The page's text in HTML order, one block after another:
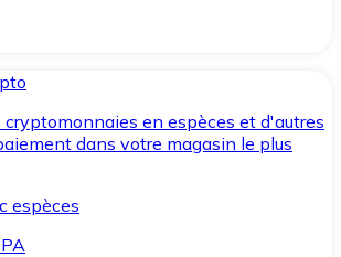
en espèces et d'autres
dans votre magasin le plus
espèces